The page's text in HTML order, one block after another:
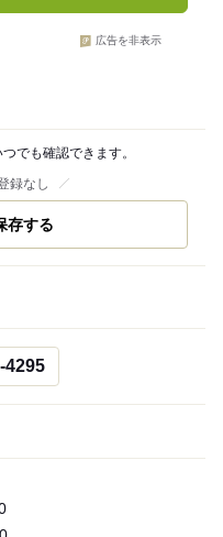
広告を非表示
でも確認できます。
録なし
存する
4295